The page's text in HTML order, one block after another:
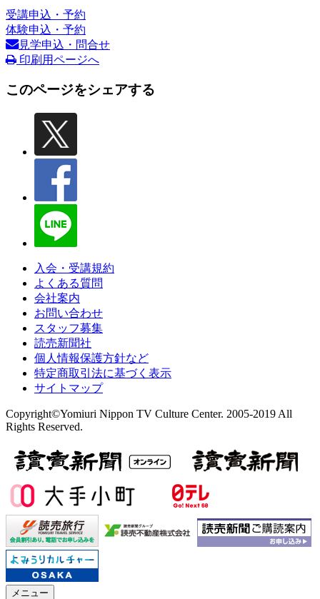
受講申込・予約
体験申込・予約
見学申込・問合せ
印刷用ページへ
このページをシェアする
入会・受講規約
よくある質問
会社案内
お問い合わせ
スタッフ募集
読売新聞社
個人情報保護方針など
特定商取引法に基づく表示
サイトマップ
Copyright©Yomiuri Nippon TV Culture Center. 2005-2019 All
Rights Reserved.
メニュー